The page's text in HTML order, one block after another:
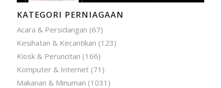
KATEGORI PERNIAGAAN
Acara & Persidangan (67)
Kesihatan & Kecantikan (123)
Kiosk & Peruncitan (166)
Komputer & Internet(71)
Makanan & Minuman (1031)